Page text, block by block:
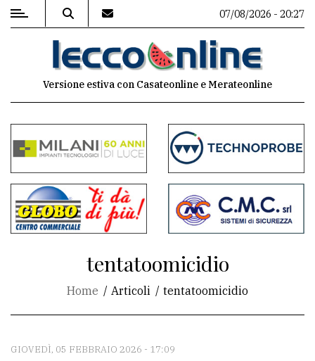
MENU
commenti
Contenuti
del
sito
CONTATTI
La
07/08/2026 - 20:27
Versione estiva con Casateonline e Merateonline
tentatoomicidio
Home Articoli tentatoomicidio
GIOVEDÌ, 05 FEBBRAIO 2026 - 17:09